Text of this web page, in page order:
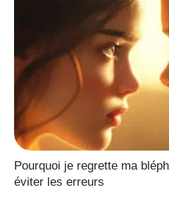
Pourquoi je regrette ma
éviter les erreurs